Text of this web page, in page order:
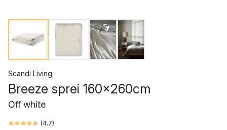
Scandi Living
Breeze sprei 160x260cm
Off white
(4.7)